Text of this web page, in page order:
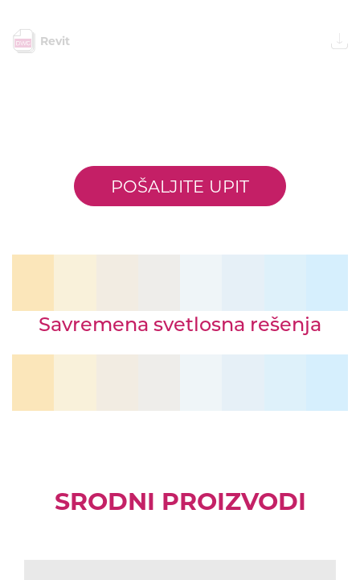
Revit
POŠALJITE UPIT
Savremena svetlosna rešenja
SRODNI PROIZVODI